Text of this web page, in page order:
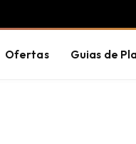
Ofertas Guias de